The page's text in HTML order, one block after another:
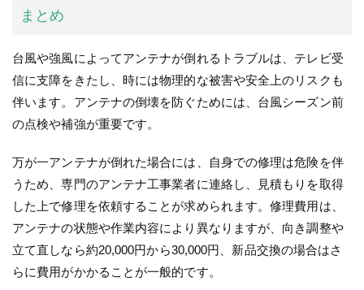
まとめ
台風や強風によってアンテナが倒れるトラブルは、テレビ受
信に支障をきたし、時には物理的な被害や安全上のリスクも
伴います。アンテナの倒壊を防ぐためには、台風シーズン前
の点検や補強が重要です。
万が一アンテナが倒れた場合には、自身での修理は危険を伴
うため、専門のアンテナ工事業者に連絡し、見積もりを取得
した上で修理を依頼することが求められます。修理費用は、
アンテナの状態や作業内容により異なりますが、向き調整や
立て直しなら約20,000円から30,000円、新品交換の場合はさ
らに費用がかかることが一般的です。